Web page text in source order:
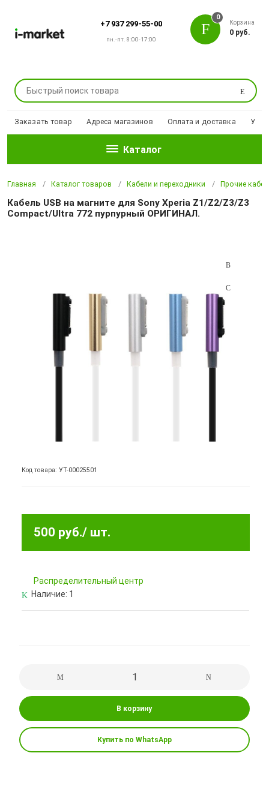
+7 937 299-55-00
пн.-пт. 8:00-17:00
Поиск
0
Корзина
0 руб.
Заказать товар Адреса магазинов Оплата и доставка
Каталог
Главная Каталог товаров Кабели и переходники Прочие
Кабель USB на магните для Sony Xperia Z1/Z2/Z3/Z3
Compact/Ultra 772 пурпурный ОРИГИНАЛ.
Код товара: УТ-00025501
500 руб./ шт.
Pаспределительный центр
Наличие: 1
В корзину
Купить по WhatsApp